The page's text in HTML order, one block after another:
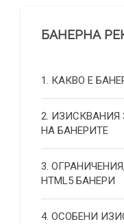
БАНЕРНА
1. КАКВО Е
2.
НА БАНЕРИТЕ
3.
HTML5 БАНЕРИ
4. ОСОБЕНИ